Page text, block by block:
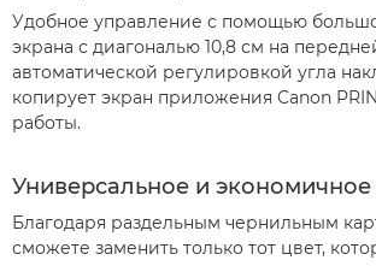
Удобное управление с помощью
экрана с диагональю 10,8 см на
автоматической регулировкой угла
копирует экран приложения Canon
работы.
Универсальное и экономичное
Благодаря раздельным чернильным
сможете заменить только тот цвет,